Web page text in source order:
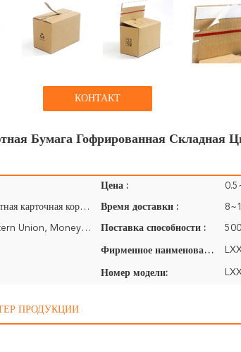
КОНТАКТ
Бумага Гофрированная Складная
Цена :
Стандартная экспортная карточная коробка или пользовательская карточная коробка на основе требований Время доставки :
L/C, D/A, T/T, Western Union, MoneyGram Поставка способности :
Фирменное наименование:
Номер модели:
ПРОДУКЦИИ